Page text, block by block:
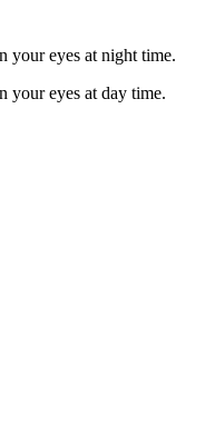
your eyes at night time.
your eyes at day time.